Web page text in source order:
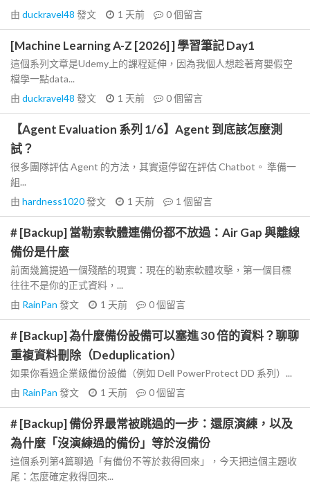
由 duckravel48 發文 1 天前 0個留言
[Machine Learning A-Z [2026] ] 學習筆記 Day1
這個系列文章是Udemy上的課程延伸，因為我個人想趁著育嬰假空
檔學一點data...
由 duckravel48 發文 1 天前 0個留言
【Agent Evaluation 系列 1/6】Agent 到底該怎麼測
試？
很多團隊評估 Agent 的方法，其實還停留在評估 Chatbot。 準備一
組...
由 hardness1020發文 1 天前 1 個留言
# [Backup] 當勒索軟體連備份都不放過：Air Gap 與離線
備份是什麼
前面幾篇提過一個殘酷的現實：現在的勒索軟體攻擊，第一個目標
往往不是你的正式資料，...
由 RainPan 發文 1 天前 0個留言
# [Backup] 為什麼備份設備可以塞進 30 倍的資料？聊聊
重複資料刪除（Deduplication）
如果你看過企業級備份設備（例如 Dell PowerProtect DD 系列）...
由 RainPan 發文 1 天前 0個留言
# [Backup] 備份界最常被跳過的一步：還原演練，以及
為什麼「沒演練過的備份」等於沒備份
這個系列第4篇聊過「有備份不等於救得回來」，今天把這個主題收
尾：怎麼確定救得回來...